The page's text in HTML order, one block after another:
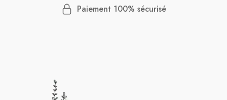
Paiement 100% sécurisé